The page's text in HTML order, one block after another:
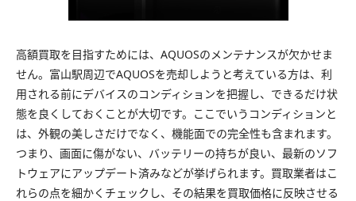
高額買取を目指すためには、AQUOSのメンテナンスが欠かせま
せん。富山駅周辺でAQUOSを売却しようと考えている方は、利
用される前にデバイスのコンディションを把握し、できるだけ状
態を良くしておくことが大切です。ここでいうコンディションと
は、外観の美しさだけでなく、機能面での完全性も含まれます。
つまり、画面に傷がない、バッテリーの持ちが良い、最新のソフ
トウェアにアップデート済みなどが挙げられます。買取業者はこ
れらの点を細かくチェックし、その結果を買取価格に反映させる